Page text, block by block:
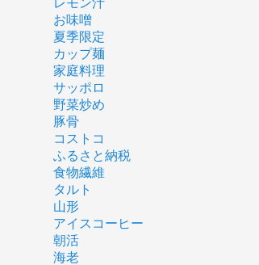
レモン汁
お味噌
夏季限定
カップ麺
家庭料理
サッポロ
野菜炒め
豚骨
コストコ
ふるさと納税
食物繊維
タルト
山形
アイスコーヒー
朝活
海老